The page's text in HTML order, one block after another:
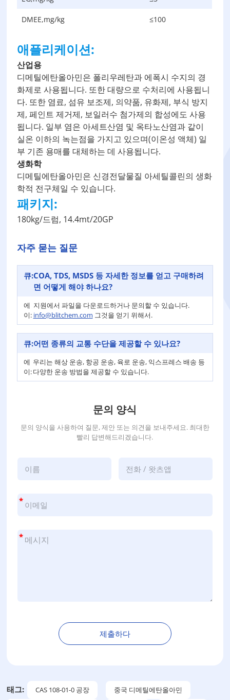
DMEE,mg/kg ≤100
애플리케이션:
산업용
디메틸에탄올아민은 폴리우레탄과 에폭시 수지의 경
화제로 사용됩니다. 또한 대량으로 수처리에 사용됩니
다. 또한 염료, 섬유 보조제, 의약품, 유화제, 부식 방지
제, 페인트 제거제, 보일러수 첨가제의 합성에도 사용
됩니다. 일부 염은 아세트산염 및 옥타노산염과 같이
실온 이하의 녹는점을 가지고 있으며(이온성 액체) 일
부 기존 용매를 대체하는 데 사용됩니다.
생화학
디메틸에탄올아민은 신경전달물질 아세틸콜린의 생화
학적 전구체일 수 있습니다.
패키지:
180kg/드럼, 14.4mt/20GP
자주 묻는 질문
큐:COA, TDS, MSDS 등 자세한 정보를 얻고 구매하려
면 어떻게 해야 하나요?
에
이:
지원에서 파일을 다운로드하거나 문의할 수 있습니다.
info@blitchem.com 그것을 얻기 위해서.
큐:어떤 종류의 교통 수단을 제공할 수 있나요?
에
이:
우리는 해상 운송, 항공 운송, 육로 운송, 익스프레스 배송 등
다양한 운송 방법을 제공할 수 있습니다.
문의 양식
문의 양식을 사용하여 질문, 제안 또는 의견을 보내주세요. 최대한
빨리 답변해드리겠습니다.
*
*
제출하다
태그: CAS 108-01-0 공장
중국 디메틸에탄올아민